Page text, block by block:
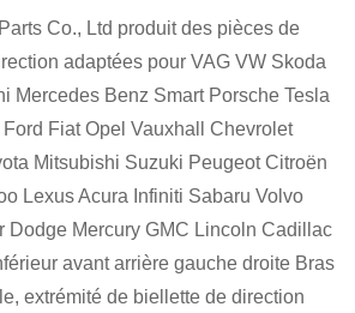
Co., Ltd produit des pièces de
adaptées pour VAG VW Skoda
Mercedes Benz Smart Porsche Tesla
Fiat Opel Vauxhall Chevrolet
Mitsubishi Suzuki Peugeot Citroën
Lexus Acura Infiniti Sabaru Volvo
Dodge Mercury GMC Lincoln Cadillac
avant arrière gauche droite Bras
extrémité de biellette de direction